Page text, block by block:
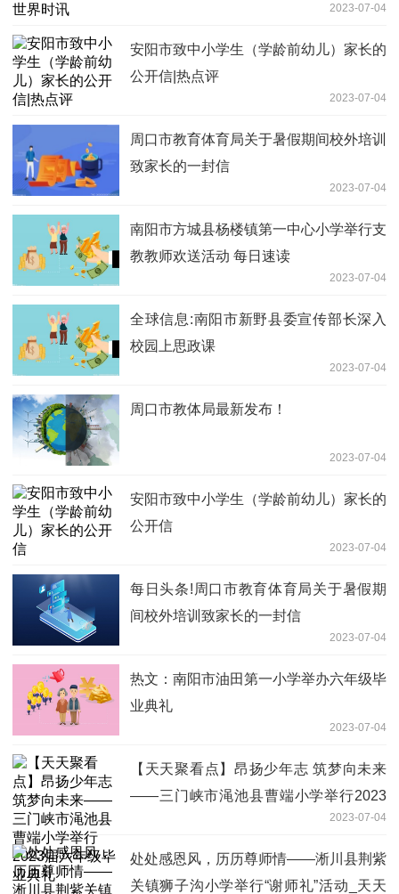
2023-07-04
安阳市致中小学生（学龄前幼儿）家长的
公开信|热点评
2023-07-04
周口市教育体育局关于暑假期间校外培训
致家长的一封信
2023-07-04
南阳市方城县杨楼镇第一中心小学举行支
教教师欢送活动 每日速读
2023-07-04
全球信息:南阳市新野县委宣传部长深入
校园上思政课
2023-07-04
周口市教体局最新发布！
2023-07-04
安阳市致中小学生（学龄前幼儿）家长的
公开信
2023-07-04
每日头条!周口市教育体育局关于暑假期
间校外培训致家长的一封信
2023-07-04
热文：南阳市油田第一小学举办六年级毕
业典礼
2023-07-04
【天天聚看点】昂扬少年志 筑梦向未来
——三门峡市渑池县曹端小学举行2023
2023-07-04
处处感恩风，历历尊师情——淅川县荆紫
关镇狮子沟小学举行“谢师礼”活动_天天